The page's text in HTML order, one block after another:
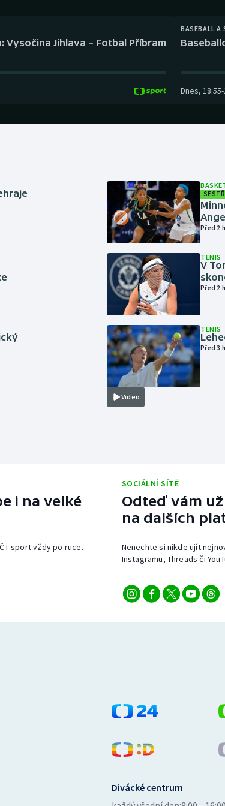
Veslování
Volejbal
Vysočina Jihlava – Fotbal Příbram
BASEBALL A
Dnes, 18:55-
Před 2
TENIS
V
Před 2
Video
TENIS
Před 3
i na velké
sport vždy po ruce.
SOCIÁLNÍ SÍTĚ
Odteď vám
na dalších
Nenechte si nikde ujít
Instagramu, Threads či
Divácké centrum